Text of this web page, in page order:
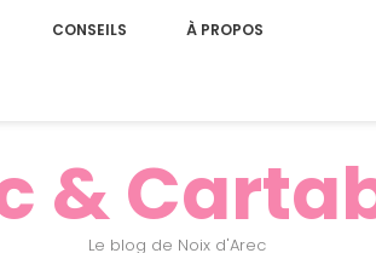
CONSEILS À PROPOS
&
Le blog de Noix d'Arec